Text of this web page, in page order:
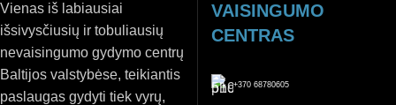
Vienas iš labiausiai
išsivysčiusių ir tobuliausių
nevaisingumo gydymo centrų
Baltijos valstybėse, teikiantis
paslaugas gydyti tiek vyrų,
VAISINGUMO
CENTRAS
+370 68780605